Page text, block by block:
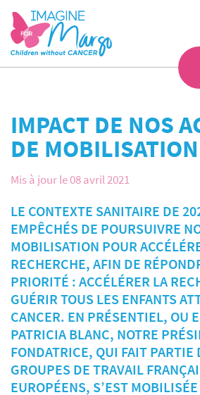
IMPACT DE NOS
DE
Mis à jour le 08 avril 2021
LE CONTEXTE SANITAIRE DE
EMPÊCHÉS DE POURSUIVRE
MOBILISATION POUR
RECHERCHE, AFIN DE
PRIORITÉ : ACCÉLÉRER LA
GUÉRIR TOUS LES ENFANTS
CANCER. EN PRÉSENTIEL, OU
PATRICIA BLANC, NOTRE
FONDATRICE, QUI FAIT PARTIE
GROUPES DE TRAVAIL
EUROPÉENS, S’EST MOBILISÉE